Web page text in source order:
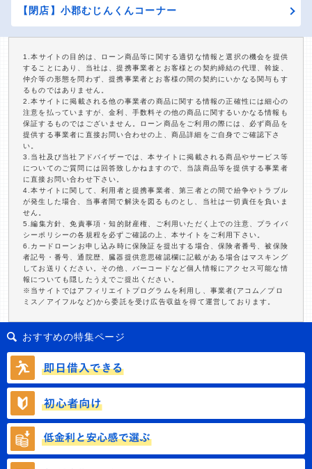
【閉店】小郡むじんくんコーナー
1.本サイトの目的は、ローン商品等に関する適切な情報と選択の機会を提供
することにあり、当社は、提携事業者とお客様との契約締結の代理、斡旋、
仲介等の形態を問わず、提携事業者とお客様の間の契約にいかなる関与もす
るものではありません。
2.本サイトに掲載される他の事業者の商品に関する情報の正確性には細心の
注意を払っていますが、金利、手数料その他の商品に関するいかなる情報も
保証するものではございません。ローン商品をご利用の際には、必ず商品を
提供する事業者に直接お問い合わせの上、商品詳細をご自身でご確認下さ
い。
3.当社及び当社アドバイザーでは、本サイトに掲載される商品やサービス等
についてのご質問には回答致しかねますので、当該商品等を提供する事業者
に直接お問い合わせ下さい。
4.本サイトに関して、利用者と提携事業者、第三者との間で紛争やトラブル
が発生した場合、当事者間で解決を図るものとし、当社は一切責任を負いま
せん。
5.編集方針、免責事項・知的財産権、ご利用いただく上での注意、プライバ
シーポリシーの各規程を必ずご確認の上、本サイトをご利用下さい。
6.カードローンお申し込み時に保険証を提出する場合、保険者番号、被保険
者記号・番号、通院歴、臓器提供意思確認欄に記載がある場合はマスキング
してお送りください。その他、バーコードなど個人情報にアクセス可能な情
報についても隠したうえでご提出ください。
※当サイトではアフィリエイトプログラムを利用し、事業者(アコム／プロ
ミス／アイフルなど)から委託を受け広告収益を得て運営しております。
おすすめの特集ページ